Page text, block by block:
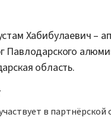
Хабибулаевич –
Павлодарского
область.
в партнёрской